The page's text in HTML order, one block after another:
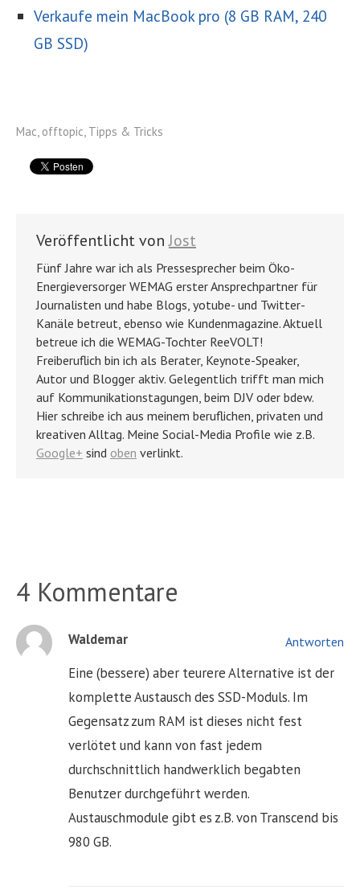
Verkaufe mein MacBook pro (8 GB RAM, 240
GB SSD)
Mac, offtopic, Tipps & Tricks
Veröffentlicht vonJost
Fünf Jahre war ich als Pressesprecher beim Öko-
Energieversorger WEMAG erster Ansprechpartner für
Journalisten und habe Blogs, yotube- und Twitter-
Kanäle betreut, ebenso wie Kundenmagazine. Aktuell
betreue ich die WEMAG-Tochter ReeVOLT!
Freiberuflich bin ich als Berater, Keynote-Speaker,
Autor und Blogger aktiv. Gelegentlich trifft man mich
auf Kommunikationstagungen, beim DJV oder bdew.
Hier schreibe ich aus meinem beruflichen, privaten und
kreativen Alltag. Meine Social-Media Profile wie z.B.
Google+ sind oben verlinkt.
4 Kommentare
Waldemar Antworten
Eine (bessere) aber teurere Alternative ist der
komplette Austausch des SSD-Moduls. Im
Gegensatz zum RAM ist dieses nicht fest
verlötet und kann von fast jedem
durchschnittlich handwerklich begabten
Benutzer durchgeführt werden.
Austauschmodule gibt es z.B. von Transcend bis
980 GB.